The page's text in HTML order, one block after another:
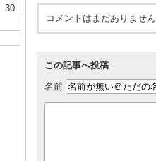
30
コメントはまだありません
この記事へ投稿
名前